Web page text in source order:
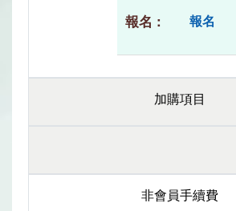
報名
加購項目
非會員手續費